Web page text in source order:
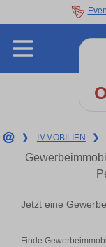
❯ IMMOBILIEN ❯
Jetzt eine
Finde